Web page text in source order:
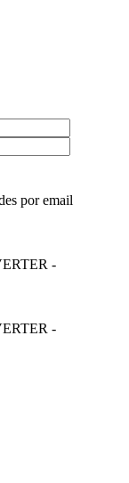
por email